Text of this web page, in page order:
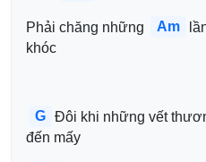
Phải chăng những Am
khóc
G Đôi khi những vết
đến mấy